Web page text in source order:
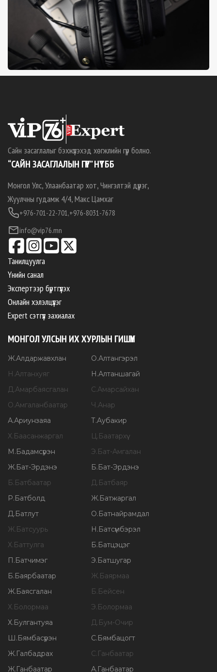
Сайн засаглалыг бэхжүүлэхэд хөгжлийн гүүр болно.
“САЙН ЗАСАГЛАЛЫН ГҮҮР” НҮТББ
Монгол Улс, Улаанбаатар хот, Чингэлтэй дүүрэг,
Жуулчны гудамж 4/4, Макс Цамхаг
+976-701-22-701,+976-8031-7678
info@vip76.mn
Танилцуулга
Үнийн санал
Экспертээр бүртгүүлэх
Онлайн хэлэлцүүлэг
Expert сэтгүүл захиалах
МОНГОЛ УЛСЫН ИХ ХУРЛЫН ГИШҮҮН
Ж.Алдаржавхлан О.Алтангэрэл
Н.Алтанхуяг Н.Алтаншагай
Д.Амарбаясгалан С.Амарсайхан
О.Амгаланбаатар Ч.Анар
А.Ариунзаяа Т.Аубакир
Х.Баасанжаргал Ц.Баатархүү
М.Бадамсүрэн Э.Бат-Амгалан
Ж.Бат-Эрдэнэ Б.Бат-Эрдэнэ
Б.Батбаатар Д.Батбаяр
Р.Батболд Ж.Батжаргал
Д.Батлут О.Батнайрамдал
Ж.Батсуурь Н.Батсүмбэрэл
Х.Баттулга Б.Батцэцэг
П.Батчимэг Э.Батшугар
Б.Баярбаатар Ж.Баярмаа
Ж.Баясгалан Б.Бейсен
Х.Болормаа Э.Болормаа
Х.Булгантуяа Д.Бум-Очир
Ш.Бямбасүрэн С.Бямбацогт
Ж.Галбадрах С.Ганбаатар
Ж.Ганбаатар А.Ганбаатар